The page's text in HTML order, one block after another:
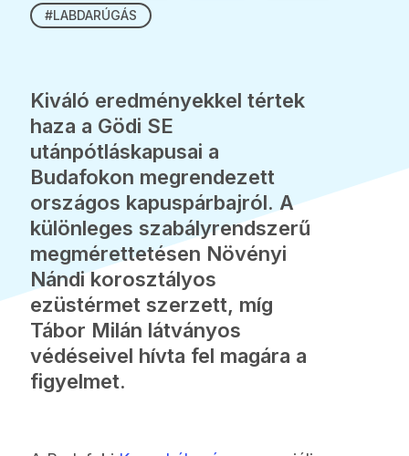
#LABDARÚGÁS
Kiváló eredményekkel tértek
haza a Gödi SE
utánpótláskapusai a
Budafokon megrendezett
országos kapuspárbajról. A
különleges szabályrendszerű
megmérettetésen Növényi
Nándi korosztályos
ezüstérmet szerzett, míg
Tábor Milán látványos
védéseivel hívta fel magára a
figyelmet.